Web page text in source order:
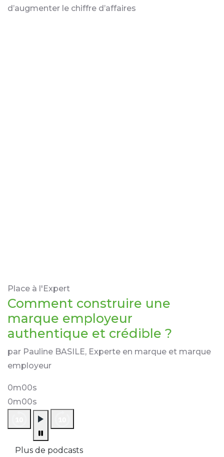
d’augmenter le chiffre d’affaires
Place à l'Expert
Comment construire une
marque employeur
authentique et crédible ?
par Pauline BASILE, Experte en marque et marque
employeur
0m00s
0m00s
Plus de podcasts